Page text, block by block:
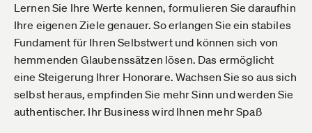
Lernen Sie Ihre Werte kennen, formulieren Sie daraufhin
Ihre eigenen Ziele genauer. So erlangen Sie ein stabiles
Fundament für Ihren Selbstwert und können sich von
hemmenden Glaubenssätzen lösen. Das ermöglicht
eine Steigerung Ihrer Honorare. Wachsen Sie so aus sich
selbst heraus, empfinden Sie mehr Sinn und werden Sie
authentischer. Ihr Business wird Ihnen mehr Spaß